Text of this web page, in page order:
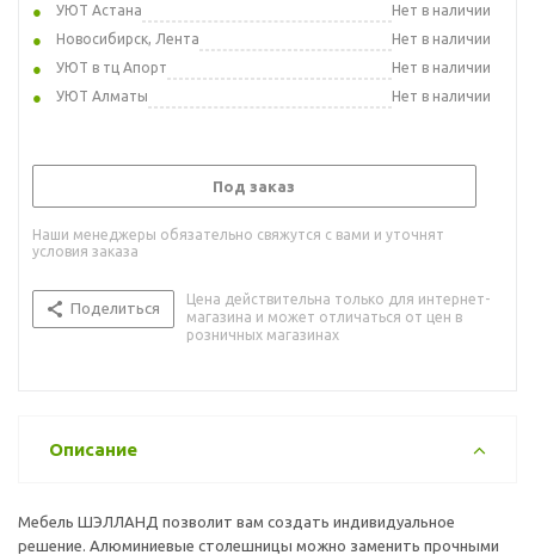
УЮТ Астана
Нет в наличии
Новосибирск, Лента
Нет в наличии
УЮТ в тц Апорт
Нет в наличии
УЮТ Алматы
Нет в наличии
Под заказ
Наши менеджеры обязательно свяжутся с вами и уточнят
условия заказа
Поделиться
Цена действительна только для интернет-
магазина и может отличаться от цен в
розничных магазинах
Описание
Мебель ШЭЛЛАНД позволит вам создать индивидуальное
решение. Алюминиевые столешницы можно заменить прочными